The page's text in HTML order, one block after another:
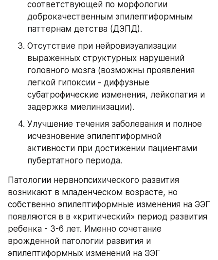
соответствующей по морфологии
доброкачественным эпилептиформным
паттернам детства (ДЭПД).
Отсутствие при нейровизуализации
выраженных структурных нарушений
головного мозга (возможны проявления
легкой гипоксии - диффузные
субатрофические изменения, лейкопатия и
задержка миелинизации).
Улучшение течения заболевания и полное
исчезновение эпилептиформной
активности при достижении пациентами
пубертатного периода.
Патологии нервнопсихического развития
возникают в младенческом возрасте, но
собственно эпилептиформные изменения на ЭЭГ
появляются в в «критический» период развития
ребенка - 3-6 лет. Именно сочетание
врожденной патологии развития и
эпилептиформных изменений на ЭЭГ